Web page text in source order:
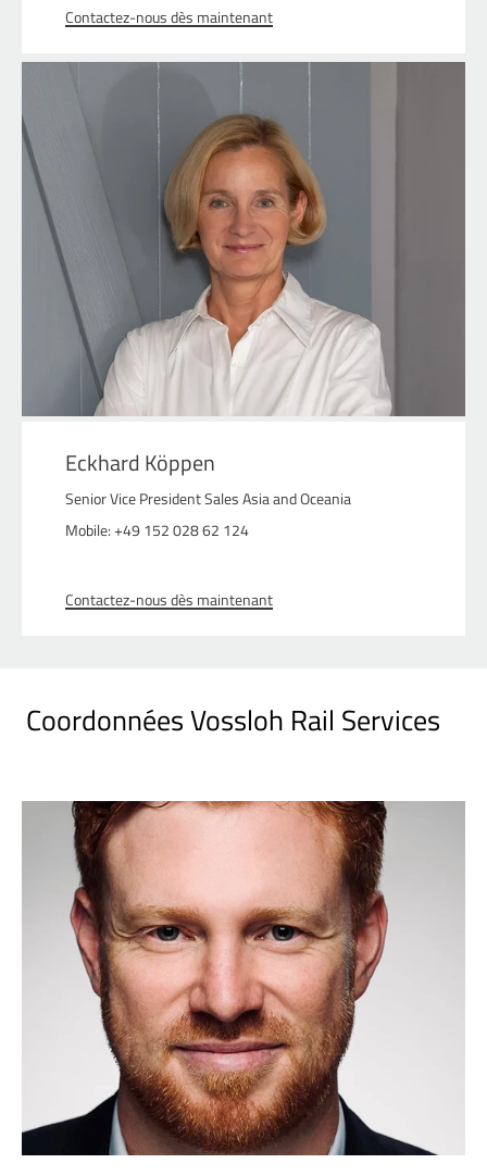
Contactez-nous dès maintenant
Eckhard Köppen
Senior Vice President Sales Asia and Oceania
Mobile: +49 152 028 62 124
Contactez-nous dès maintenant
Coordonnées Vossloh Rail Services